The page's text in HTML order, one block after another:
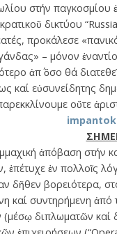
στήν
δικτύου
προκάλεσε
– μόνον
ἀπ΄ ὅσο θά
καί εὐσυνείδητης
οὔτε
ἀπόβαση στήν
ἐπέτυχε ἐν πολλοῖς
δῆθεν βορειότερα,
καί συντηρήμενη
(μέσῳ διπλωματῶν